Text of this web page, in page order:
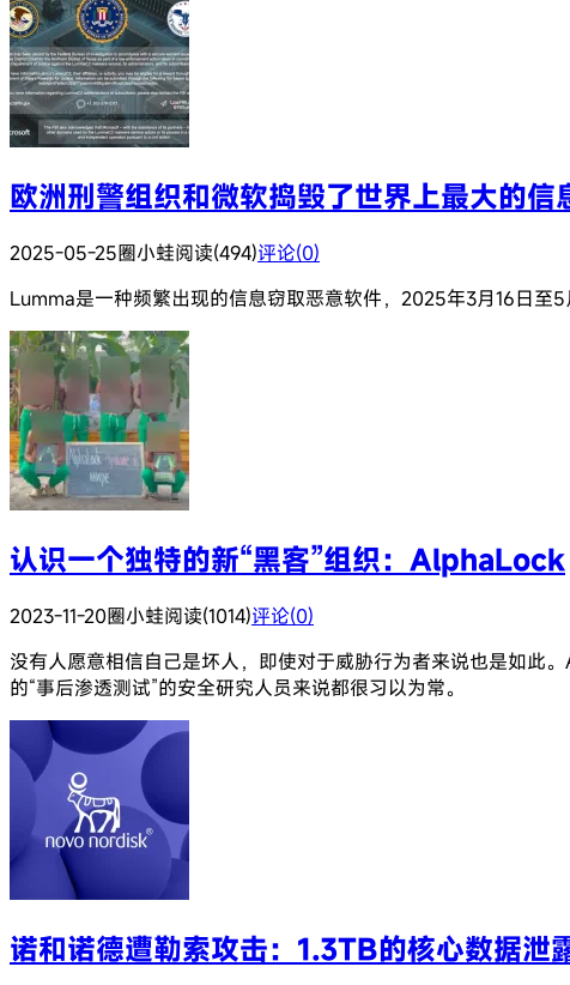
欧洲刑警组织和微软捣毁了世界上最大的
2025-05-25圈小蛙阅读(494)评论(0)
Lumma是一种频繁出现的信息窃取恶意软件，2025年3月16日至
认识一个独特的新“黑客”组织：AlphaLock
2023-11-20圈小蛙阅读(1014)评论(0)
没有人愿意相信自己是坏人，即使对于威胁行为者来说也是如此
的“事后渗透测试”的安全研究人员来说都很习以为常。
诺和诺德遭勒索攻击：1.3TB的核心数据